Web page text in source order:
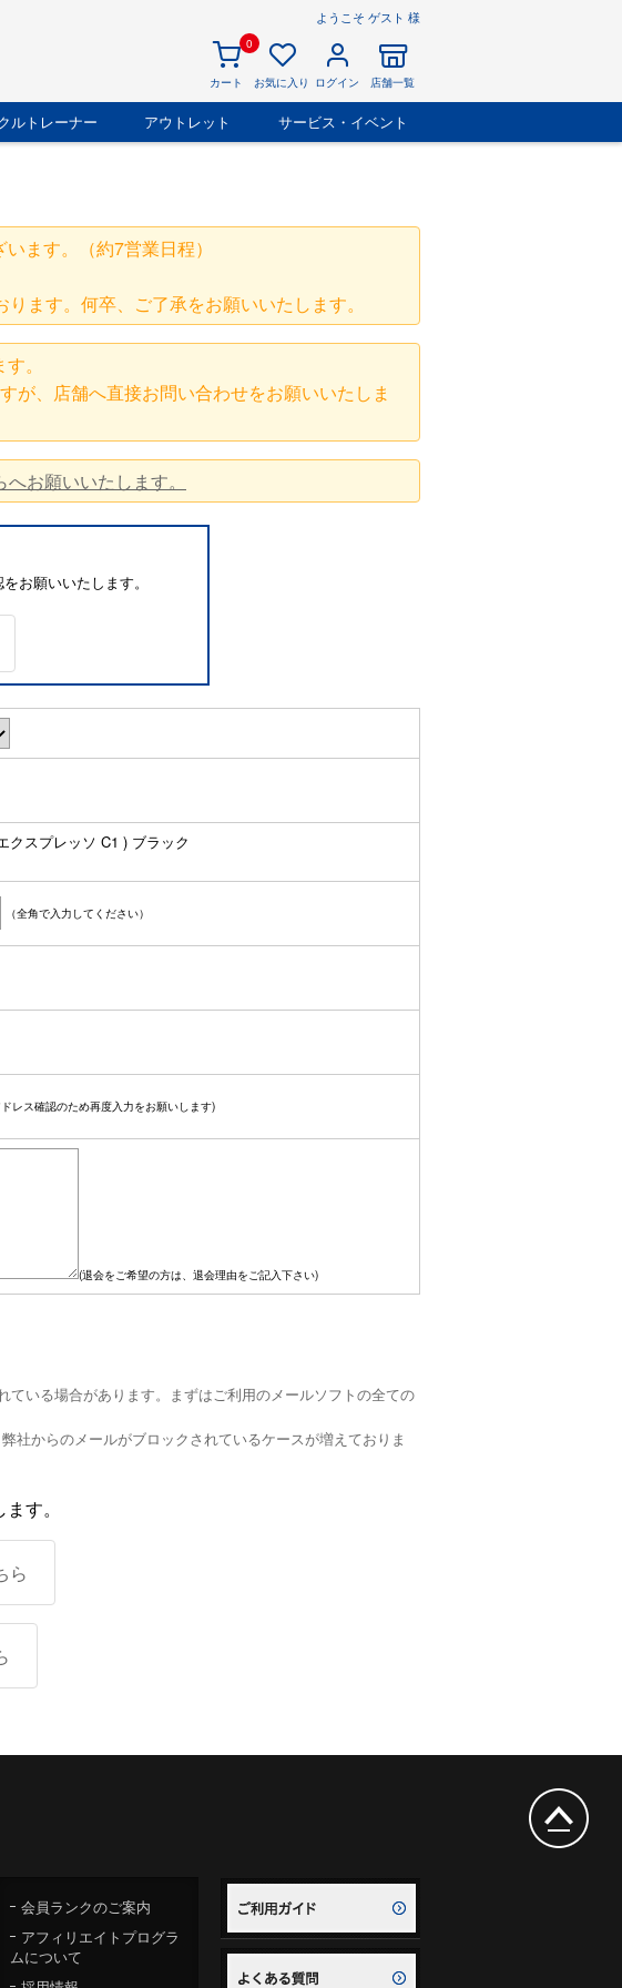
ようこそ ゲスト 様
0
カート お気に入り ログイン 店舗一覧
ルトレーナー アウトレット サービス・イベント
ます。（約7営業日程）
ます。何卒、ご了承をお願いいたします。
。
が、店舗へ直接お問い合わせをお願いいたしま
お願いいたします。
お願いいたします。
スプレッソ C1 ) ブラック
（全角で入力してください）
ドレス確認のため再度入力をお願いします)
(退会をご希望の方は、退会理由をご記入下さい)
いる場合があります。まずはご利用のメールソフトの全ての
社からのメールがブロックされているケースが増えておりま
す。
ら
会員ランクのご案内
アフィリエイトプログラ
ムについて